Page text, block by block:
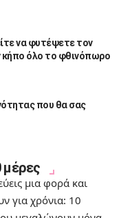
να φυτέψετε τον
κήπο όλο το φθινόπωρο
που θα σας
μέρες
μια φορά και
για χρόνια: 10